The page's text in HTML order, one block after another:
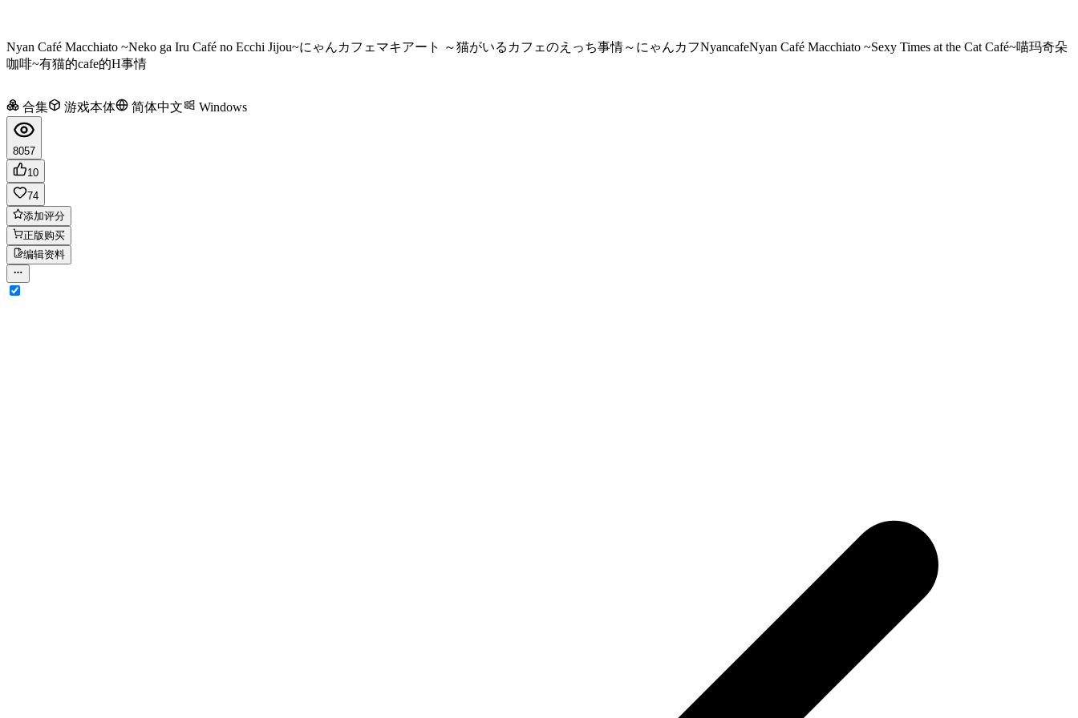
Nyan Café Macchiato ~Neko ga Iru Café no Ecchi Jijou~にゃんカフェマキアート ～猫がいるカフェのえっち事情～ にゃんカフNyancafeNyan Café Macchiato ~Sexy Times at the Cat Café~喵玛奇朵
咖啡~有猫的cafe的H事情
合集 游戏本体 简体中文 Windows
8057
10
74
添加评分
正版购买
编辑资料